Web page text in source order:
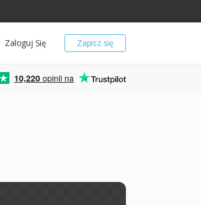
Zapisz się
Zaloguj Się
10,220 opinii na